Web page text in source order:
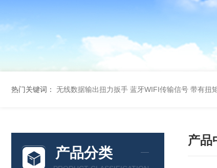
热门关键词： 无线数据输出扭力扳手 蓝牙WIFI传输信号 带有扭
产品分类
产品